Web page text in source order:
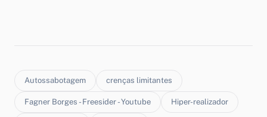
Autossabotagem crenças limitantes
Fagner Borges - Freesider - Youtube Hiper-realizador